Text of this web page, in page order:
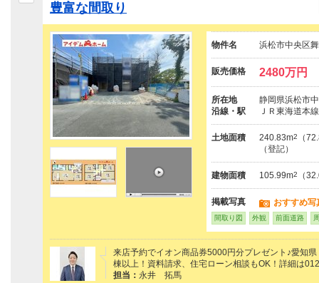
豊富な間取り
物件名 浜松市中央区
販売価格 2480万円
所在地
静岡県浜松市
沿線・駅
ＪＲ東海道本
土地面積 240.83m2
（
（登記）
建物面積 105.99m2 （
掲載写真 おすすめ写
間取り図 外観 前面道路
来店予約でイオン商品券5000円分プレゼント♪愛知
棟以上！資料請求、住宅ローン相談もOK！詳細は
担当： 永井 拓馬